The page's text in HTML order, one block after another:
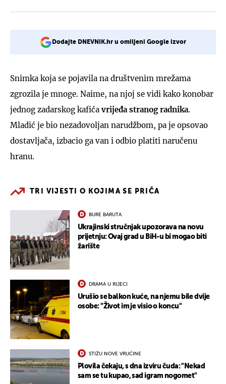
Dodajte DNEVNIK.hr u omiljeni Google izvor
Snimka koja se pojavila na društvenim mrežama
zgrozila je mnoge. Naime, na njoj se vidi kako konobar
jednog zadarskog kafićavrijeđa stranog radnika.
Mladić je bio nezadovoljan narudžbom, pa je opsovao
dostavljača, izbacio ga van i odbio platiti naručenu
hranu.
TRI VIJESTI O KOJIMA SE PRIČA
BURE BARUTA
Ukrajinski stručnjak upozorava na novu
prijetnju: Ovaj grad u BiH-u bi mogao biti
žarište
DRAMA U RIJECI
Urušio se balkon kuće, na njemu bile dvije
osobe: "Život im je visio o koncu"
STIŽU NOVE VRUĆINE
Plovila čekaju, s dna izviru čuda: "Nekad
sam se tu kupao, sad igram nogomet"